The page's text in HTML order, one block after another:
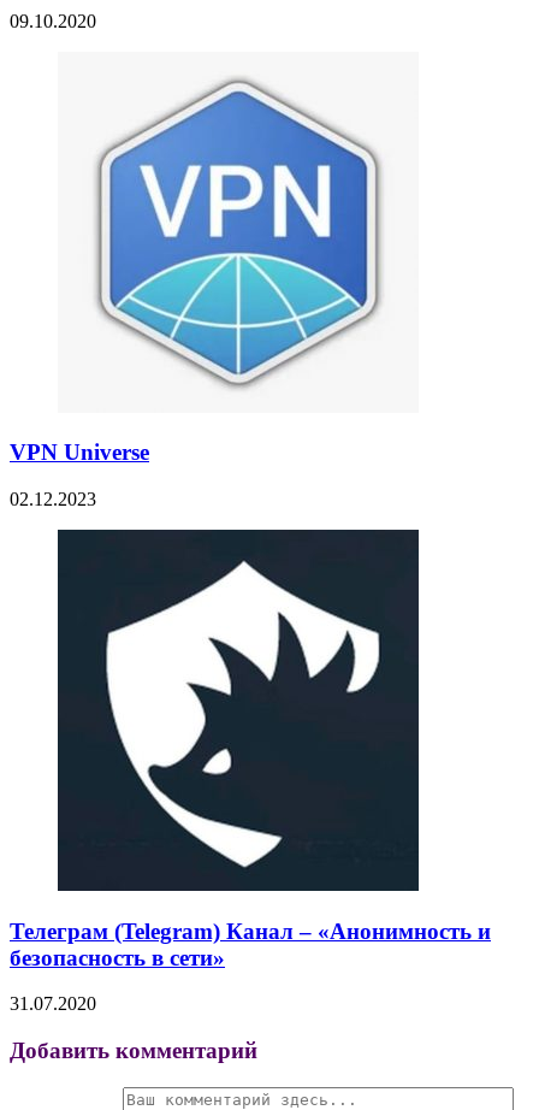
09.10.2020
VPN Universe
02.12.2023
Телеграм (Telegram) Канал – «Анонимность и
безопасность в сети»
31.07.2020
Добавить комментарий